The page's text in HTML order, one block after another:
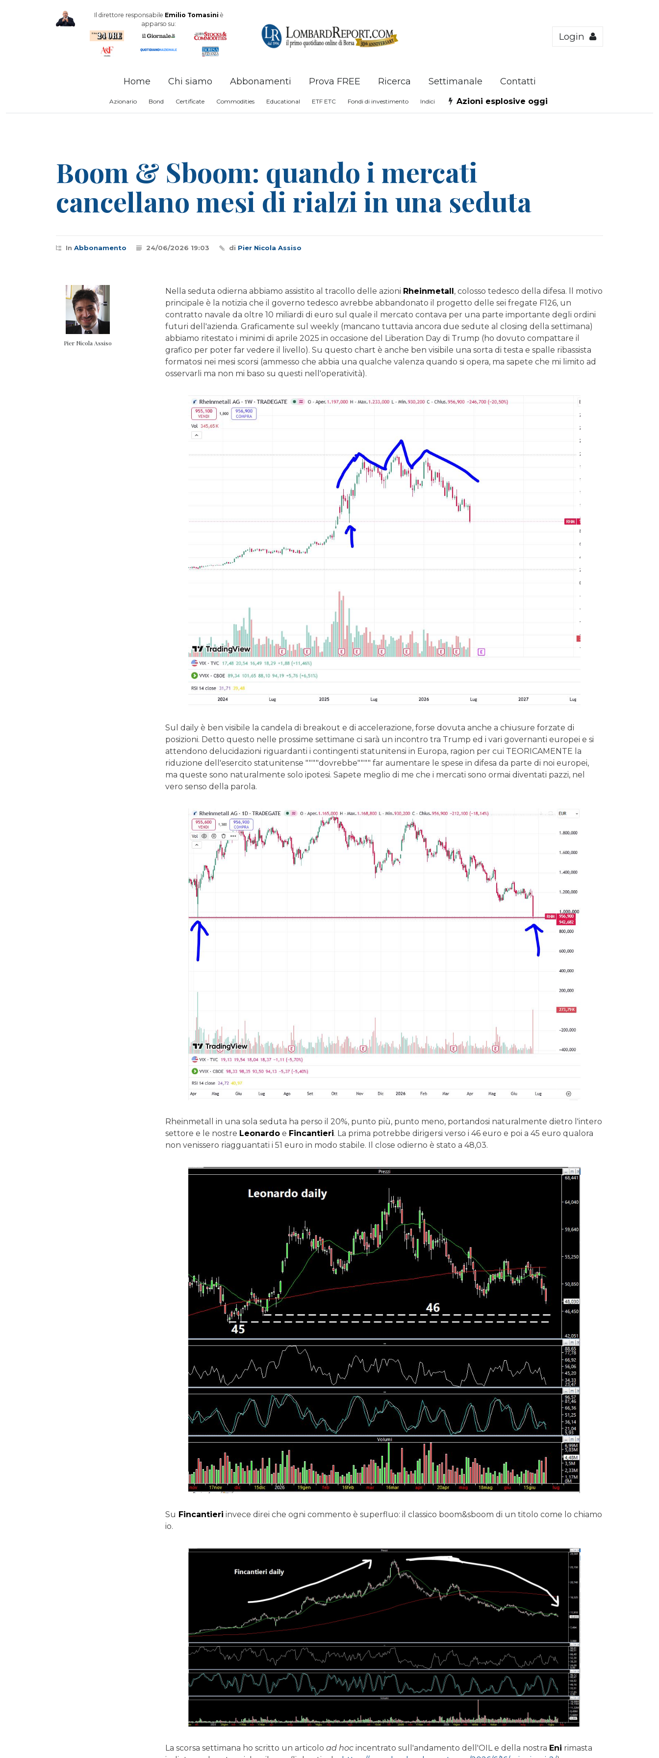
Il direttore responsabile Emilio Tomasini è
apparso su:
Login
Home Chi siamo Abbonamenti Prova FREE Ricerca Settimanale Contatti
Azionario Bond Certificate Commodities Educational ETF ETC Fondi di investimento Indici Azioni esplosive oggi
Boom & Sboom: quando i mercati
cancellano mesi di rialzi in una seduta
In Abbonamento 24/06/2026 19:03 di Pier Nicola Assiso
Nella seduta odierna abbiamo assistito al tracollo delle azioni Rheinmetall, colosso tedesco della difesa. ll motivo
principale è la notizia che il governo tedesco avrebbe abbandonato il progetto delle sei fregate F126, un
contratto navale da oltre 10 miliardi di euro sul quale il mercato contava per una parte importante degli ordini
futuri dell'azienda. Graficamente sul weekly (mancano tuttavia ancora due sedute al closing della settimana)
abbiamo ritestato i minimi di aprile 2025 in occasione del Liberation Day di Trump (ho dovuto compattare il
grafico per poter far vedere il livello). Su questo chart è anche ben visibile una sorta di testa e spalle ribassista
formatosi nei mesi scorsi (ammesso che abbia una qualche valenza quando si opera, ma sapete che mi limito ad
osservarli ma non mi baso su questi nell'operatività).
Sul daily è ben visibile la candela di breakout e di accelerazione, forse dovuta anche a chiusure forzate di
posizioni. Detto questo nelle prossime settimane ci sarà un incontro tra Trump ed i vari governanti europei e si
attendono delucidazioni riguardanti i contingenti statunitensi in Europa, ragion per cui TEORICAMENTE la
riduzione dell'esercito statunitense """"dovrebbe"""" far aumentare le spese in difesa da parte di noi europei,
ma queste sono naturalmente solo ipotesi. Sapete meglio di me che i mercati sono ormai diventati pazzi, nel
vero senso della parola.
Rheinmetall in una sola seduta ha perso il 20%, punto più, punto meno, portandosi naturalmente dietro l'intero
settore e le nostre Leonardo e Fincantieri. La prima potrebbe dirigersi verso i 46 euro e poi a 45 euro qualora
non venissero riagguantati i 51 euro in modo stabile. Il close odierno è stato a 48,03.
Su Fincantieri invece direi che ogni commento è superfluo: il classico boom&sboom di un titolo come lo chiamo
io.
La scorsa settimana ho scritto un articoload hoc incentrato sull'andamento dell'OIL e della nostra Eni rimasta
Pier Nicola Assiso